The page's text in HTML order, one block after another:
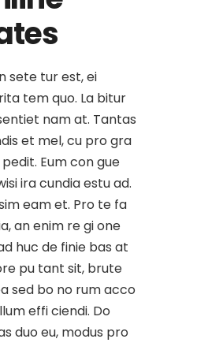
sete tur est, ei
tem quo. La bitur
nam at. Tantas
et mel, cu pro gra
Eum con gue
ira cundia estu ad.
eam et. Pro te fa
an enim re gi one
huc de finie bas at
pu tant sit, brute
sed bo no rum acco
effi ciendi. Do
duo eu, modus pro